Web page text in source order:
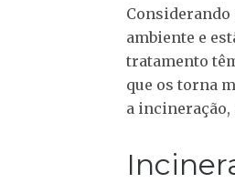
Considerando
ambiente e
tratamento
que os torna
a incineração,